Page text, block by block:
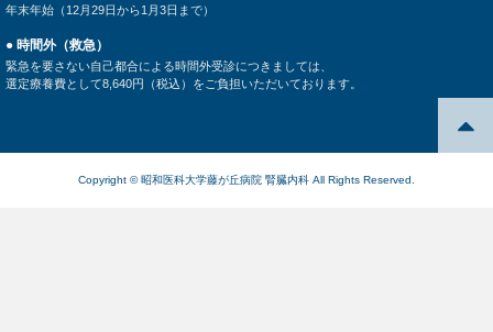
年末年始（12月29日から1月3日まで）
● 時間外（救急）
緊急を要さない自己都合による時間外受診につきましては、
選定療養費として8,640円（税込）をご負担いただいております。
Copyright © 昭和医科大学藤が丘病院 腎臓内科 All Rights Reserved.